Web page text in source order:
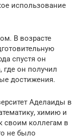
использование
В возрасте
спустя он
где он получил
достижения.
Аделаиды в
химию и
своим коллегам в
не было